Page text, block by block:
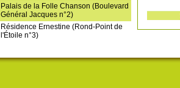
Palais de la Folle Chanson (Boulevard
Général Jacques n°2)
Résidence Ernestine (Rond-Point de
l'Étoile n°3)